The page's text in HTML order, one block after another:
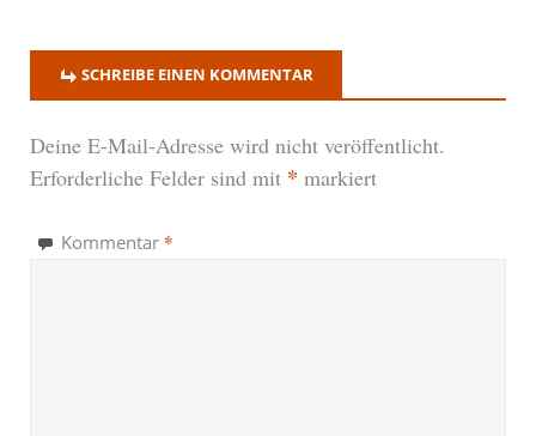
SCHREIBE EINEN KOMMENTAR
Deine E-Mail-Adresse wird nicht veröffentlicht.
Erforderliche Felder sind mit * markiert
Kommentar *